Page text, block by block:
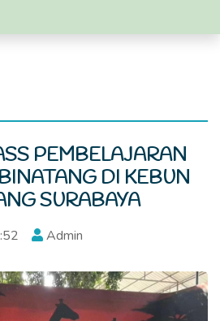
PEMBELAJARAN
DI KEBUN
SURABAYA
Admin